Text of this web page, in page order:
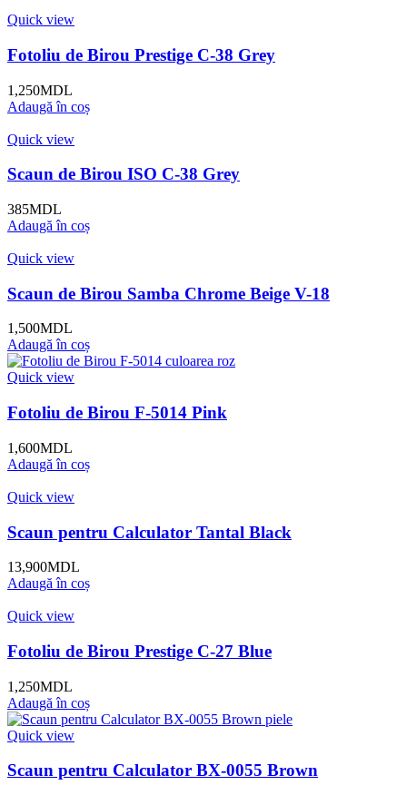
Quick view
Fotoliu de Birou Prestige C-38 Grey
1,250MDL
Adaugă în coș
Quick view
Scaun de Birou ISO C-38 Grey
385MDL
Adaugă în coș
Quick view
Scaun de Birou Samba Chrome Beige V-18
1,500MDL
Adaugă în coș
Quick view
Fotoliu de Birou F-5014 Pink
1,600MDL
Adaugă în coș
Quick view
Scaun pentru Calculator Tantal Black
13,900MDL
Adaugă în coș
Quick view
Fotoliu de Birou Prestige C-27 Blue
1,250MDL
Adaugă în coș
Quick view
Scaun pentru Calculator BX-0055 Brown